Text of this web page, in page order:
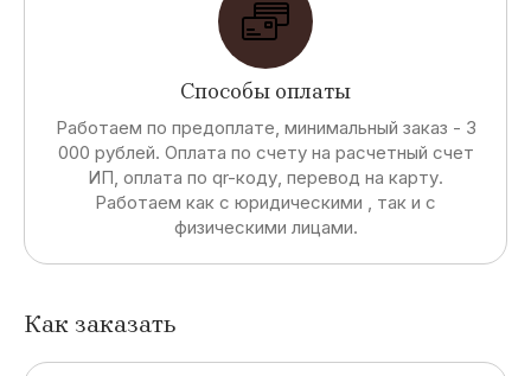
Способы оплаты
Работаем по предоплате, минимальный заказ - 3
000 рублей. Оплата по счету на расчетный счет
ИП, оплата по qr-коду, перевод на карту.
Работаем как с юридическими , так и с
физическими лицами.
Как заказать